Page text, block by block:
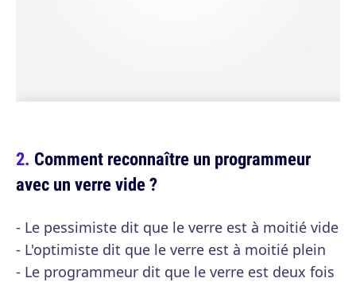
Comment reconnaître un programmeur
avec un verre vide ?
- Le pessimiste dit que le verre est à moitié vide
- L'optimiste dit que le verre est à moitié plein
- Le programmeur dit que le verre est deux fois